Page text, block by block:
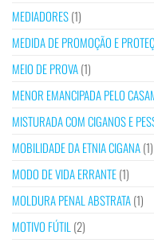
MEDIADORES(1)
MEDIDA DE PROMOÇÃO E
MEIO DE PROVA(1)
MENOR EMANCIPADA PELO
MISTURADA COM CIGANOS E
MOBILIDADE DA ETNIA CIGANA(1)
MODO DE VIDA ERRANTE(1)
MOLDURA PENAL ABSTRATA(1)
MOTIVO FÚTIL (2)